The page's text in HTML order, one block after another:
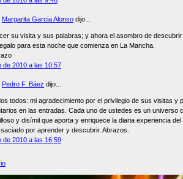
Margarita Garcia Alonso dijo...
su visita y sus palabras; y ahora el asombro de
para esta noche que comienza en La Mancha.
de 2010 a las 10:57
Pedro F. Báez dijo...
todos: mi agradecimiento por el privilegio de sus visitas y
en las entradas. Cada uno de ustedes es un universo
y disímil que aporta y enriquece la diaria experiencia
por aprender y descubrir. Abrazos.
de 2010 a las 16:59